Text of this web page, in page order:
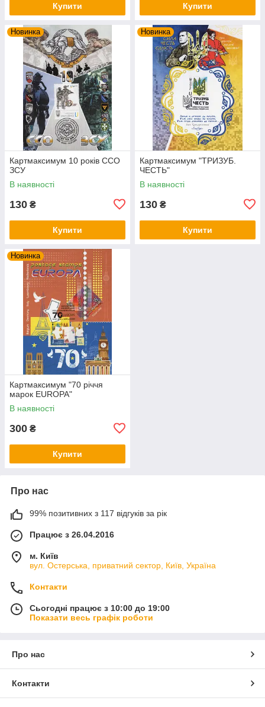
Купити Купити
Новинка
Картмаксимум 10 років ССО
ЗСУ
В наявності
130 ₴
Купити
Новинка
Картмаксимум "ТРИЗУБ.
ЧЕСТЬ"
В наявності
130 ₴
Купити
Новинка
Картмаксимум "70 річчя
марок EUROPA"
В наявності
300 ₴
Купити
Про нас
99% позитивних з 117 відгуків за рік
Працює з 26.04.2016
м. Київ
вул. Остерська, приватний сектор, Київ, Україна
Контакти
Сьогодні працює з 10:00 до 19:00
Показати весь графік роботи
Про нас
Контакти